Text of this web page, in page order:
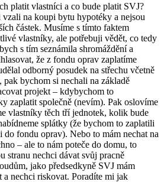
platit vlastníci a co bude platit SVJ?
na koupi bytu hypotéky a nejsou
částek. Musíme s tímto faktem
vlastníky, ale potřebuji vědět, co tedy
s tím seznámila shromáždění a
že z fondu oprav zaplatíme
odborný posudek na střechu včetně
pak bychom si nechali na základě
projekt – kdybychom to
zaplatit společně (nevím). Pak oslovíme
vlastníky těch tří jednotek, kolik bude
splátky (že bychom to zaplatili
fondu oprav). Nebo to mám nechat na
– ale to nám poteče do domu, to
stranu nechci dávat svůj pracně
jako předsedkyně SVJ mám
a nechci riskovat. Poradíte mi jak